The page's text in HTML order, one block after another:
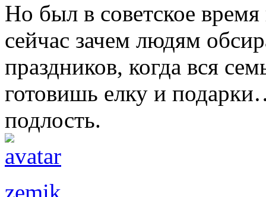
Но был в советское
сейчас зачем людям
праздников, когда вся
готовишь елку и
подлость.